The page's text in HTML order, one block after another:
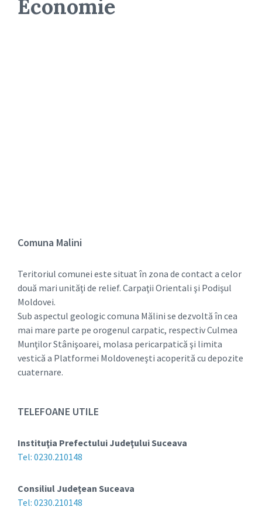
Economie
Comuna Malini
Teritoriul comunei este situat în zona de contact a celor
două mari unităţi de relief. Carpaţii Orientali şi Podişul
Moldovei.
Sub aspectul geologic comuna Mălini se dezvoltă în cea
mai mare parte pe orogenul carpatic, respectiv Culmea
Munţilor Stânişoarei, molasa pericarpatică şi limita
vestică a Platformei Moldoveneşti acoperită cu depozite
cuaternare.
TELEFOANE UTILE
Instituţia Prefectului Judeţului Suceava
Tel: 0230.210148
Consiliul Judeţean Suceava
Tel: 0230.210148